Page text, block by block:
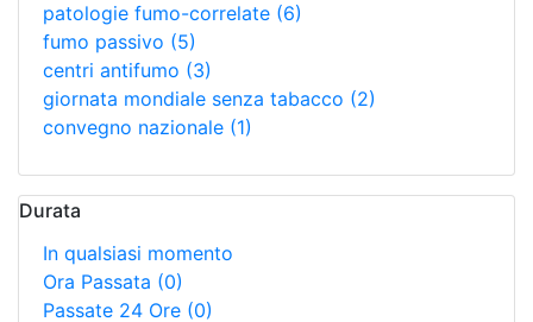
patologie fumo-correlate (6)
fumo passivo (5)
centri antifumo (3)
giornata mondiale senza tabacco (2)
convegno nazionale (1)
Durata
In qualsiasi momento
Ora Passata (0)
Passate 24 Ore (0)